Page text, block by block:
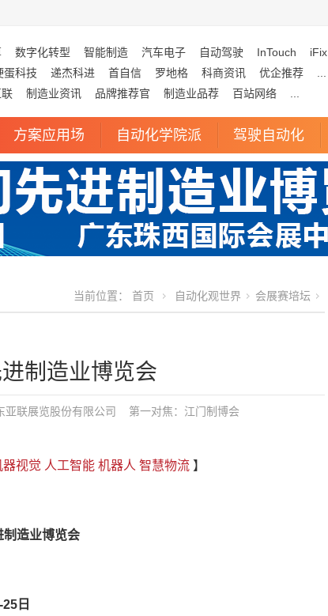
数字化转型 智能制造 汽车电子 自动驾驶 InTouch iFix
蛋科技 递杰科进 首自信 罗地格 科商资讯 优企推荐
制造业资讯 品牌推荐官 制造业品荐 百站网络
方案应用场 自动化学院派 驾驶自动化
当前位置： 首页 自动化观世界 会展赛培坛
制造业博览会
亚联展览股份有限公司 第一对焦： 江门制博会
器视觉 人工智能 机器人 智慧物流 】
制造业博览会
25 日